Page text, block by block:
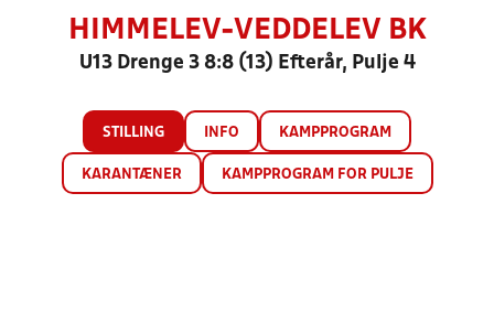
HIMMELEV-VEDDELEV BK
U13 Drenge 3 8:8 (13) Efterår, Pulje 4
STILLING INFO KAMPPROGRAM
KARANTÆNER KAMPPROGRAM FOR PULJE